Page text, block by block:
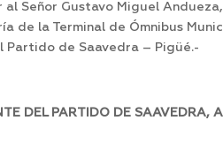
Gustavo Miguel Andueza,
la Terminal de Ómnibus
de Saavedra – Pigüé.-
DEL PARTIDO DE SAAVEDRA,